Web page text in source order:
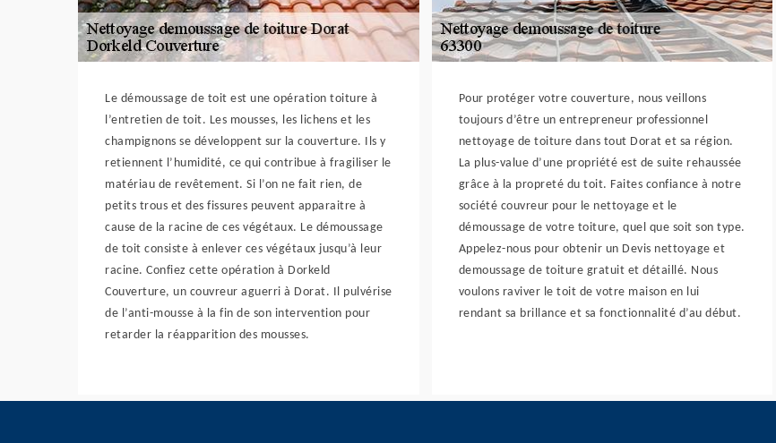
Le démoussage de toit est une opération toiture à
l’entretien de toit. Les mousses, les lichens et les
champignons se développent sur la couverture. Ils y
retiennent l’humidité, ce qui contribue à fragiliser le
matériau de revêtement. Si l’on ne fait rien, de
petits trous et des fissures peuvent apparaitre à
cause de la racine de ces végétaux. Le démoussage
de toit consiste à enlever ces végétaux jusqu’à leur
racine. Confiez cette opération à Dorkeld
Couverture, un couvreur aguerri à Dorat. Il pulvérise
de l’anti-mousse à la fin de son intervention pour
retarder la réapparition des mousses.
Pour protéger votre couverture, nous veillons
toujours d’être un entrepreneur professionnel
nettoyage de toiture dans tout Dorat et sa région.
La plus-value d’une propriété est de suite rehaussée
grâce à la propreté du toit. Faites confiance à notre
société couvreur pour le nettoyage et le
démoussage de votre toiture, quel que soit son type.
Appelez-nous pour obtenir un Devis nettoyage et
demoussage de toiture gratuit et détaillé. Nous
voulons raviver le toit de votre maison en lui
rendant sa brillance et sa fonctionnalité d’au début.